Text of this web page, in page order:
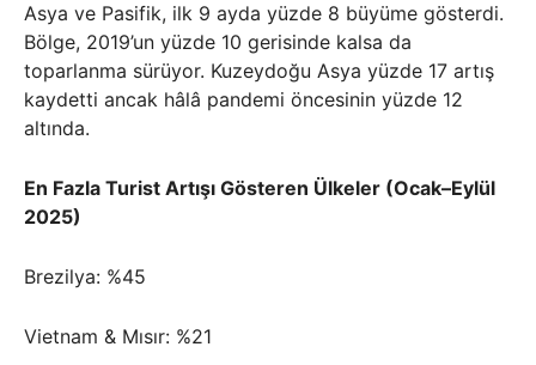
Asya ve Pasifik, ilk 9 ayda yüzde 8 büyüme gösterdi.
Bölge, 2019’un yüzde 10 gerisinde kalsa da
toparlanma sürüyor. Kuzeydoğu Asya yüzde 17 artış
kaydetti ancak hâlâ pandemi öncesinin yüzde 12
altında.
En Fazla Turist Artışı Gösteren Ülkeler (Ocak–Eylül
2025)
Brezilya: %45
Vietnam & Mısır: %21